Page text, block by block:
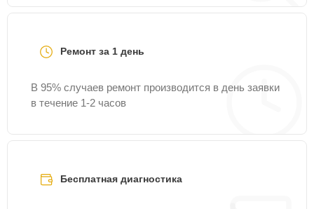
Ремонт за 1 день
В 95% случаев ремонт производится в день заявки
в течение 1-2 часов
Бесплатная диагностика